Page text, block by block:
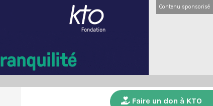
Contenu sponsorisé
Faire un don à KTO